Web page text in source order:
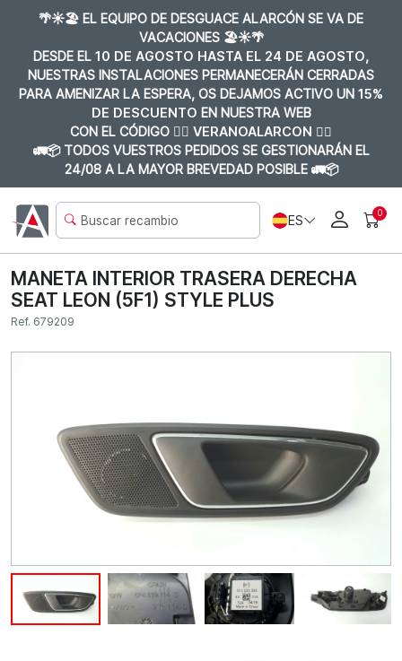
🌴☀️🏖️ EL EQUIPO DE DESGUACE ALARCÓN SE VA DE
VACACIONES 🏖️☀️🌴
DESDE EL 10 DE AGOSTO HASTA EL 24 DE AGOSTO,
NUESTRAS INSTALACIONES PERMANECERÁN CERRADAS
PARA AMENIZAR LA ESPERA, OS DEJAMOS ACTIVO UN 15%
DE DESCUENTO EN NUESTRA WEB
CON EL CÓDIGO 👉🏼 VERANOALARCON 👈🏼
🚛📦 TODOS VUESTROS PEDIDOS SE GESTIONARÁN EL
24/08 A LA MAYOR BREVEDAD POSIBLE 🚛📦
ES 0
MANETA INTERIOR TRASERA DERECHA
SEAT LEON (5F1) STYLE PLUS
Ref. 679209